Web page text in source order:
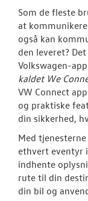
Som de fleste
at
også kan
den leveret?
Volkswagen-
kaldet We
VW Connect
og praktiske
din sikkerhed,
Med
ethvert eventyr
indhente
rute til din
din bil og